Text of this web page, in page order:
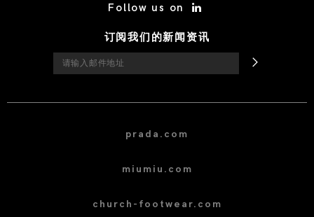
Follow us on
订阅我们的新闻资讯
prada.com
miumiu.com
church-footwear.com